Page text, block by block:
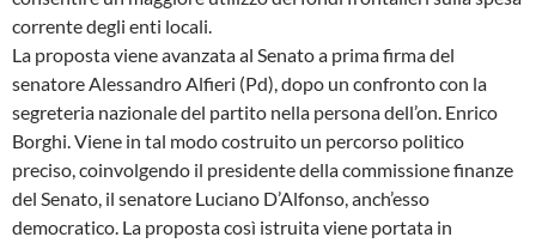
corrente degli enti locali.
La proposta viene avanzata al Senato a prima firma del
senatore Alessandro Alfieri (Pd), dopo un confronto con la
segreteria nazionale del partito nella persona dell’on. Enrico
Borghi. Viene in tal modo costruito un percorso politico
preciso, coinvolgendo il presidente della commissione finanze
del Senato, il senatore Luciano D’Alfonso, anch’esso
democratico. La proposta così istruita viene portata in